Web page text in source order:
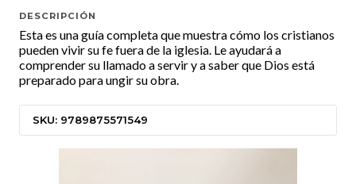
DESCRIPCIÓN
Esta es una guía completa que muestra cómo los cristianos
pueden vivir su fe fuera de la iglesia. Le ayudará a
comprender su llamado a servir y a saber que Dios está
preparado para ungir su obra.
SKU: 9789875571549